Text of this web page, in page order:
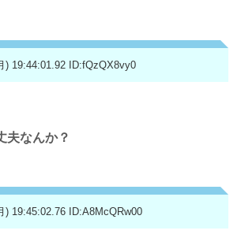
) 19:44:01.92 ID:fQzQX8vy0
夫なんか？
) 19:45:02.76 ID:A8McQRw00